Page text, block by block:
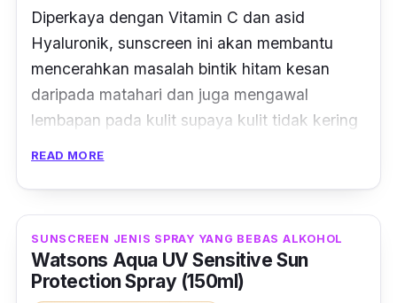
Diperkaya dengan Vitamin C dan asid
Hyaluronik, sunscreen ini akan membantu
mencerahkan masalah bintik hitam kesan
daripada matahari dan juga mengawal
lembapan pada kulit supaya kulit tidak kering
READ MORE
SUNSCREEN JENIS SPRAY YANG BEBAS ALKOHOL
Watsons Aqua UV Sensitive Sun
Protection Spray (150ml)